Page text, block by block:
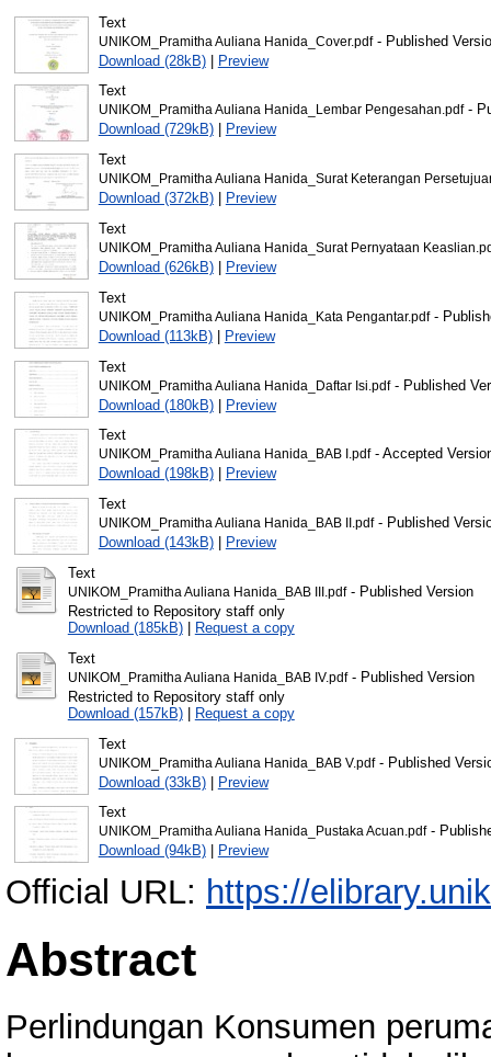
Text
UNIKOM_Pramitha Auliana Hanida_Cover.pdf- Published
Download (28kB)| Preview
Text
UNIKOM_Pramitha Auliana Hanida_Lembar Pengesahan.pdf-
Download (729kB)|
Preview
Text
UNIKOM_Pramitha Auliana Hanida_Surat Keterangan
Download (372kB)|
Preview
Text
UNIKOM_Pramitha Auliana Hanida_Surat Pernyataan
Download (626kB)|
Preview
Text
UNIKOM_Pramitha Auliana Hanida_Kata Pengantar.pdf-
Download (113kB)|
Preview
Text
UNIKOM_Pramitha Auliana Hanida_Daftar Isi.pdf- Published
Download (180kB)| Preview
Text
UNIKOM_Pramitha Auliana Hanida_BAB I.pdf- Accepted
Download (198kB)|
Preview
Text
UNIKOM_Pramitha Auliana Hanida_BAB II.pdf- Published
Download (143kB)|
Preview
Text
UNIKOM_Pramitha Auliana Hanida_BAB III.pdf- Published Version
Restricted to Repository staff only
Download (185kB)|
Request a copy
Text
UNIKOM_Pramitha Auliana Hanida_BAB IV.pdf- Published Version
Restricted to Repository staff only
Download (157kB)|
Request a copy
Text
UNIKOM_Pramitha Auliana Hanida_BAB V.pdf- Published
Download (33kB)| Preview
Text
UNIKOM_Pramitha Auliana Hanida_Pustaka Acuan.pdf-
Download (94kB)| Preview
Official URL: https://
Abstract
Perlindungan Konsumen